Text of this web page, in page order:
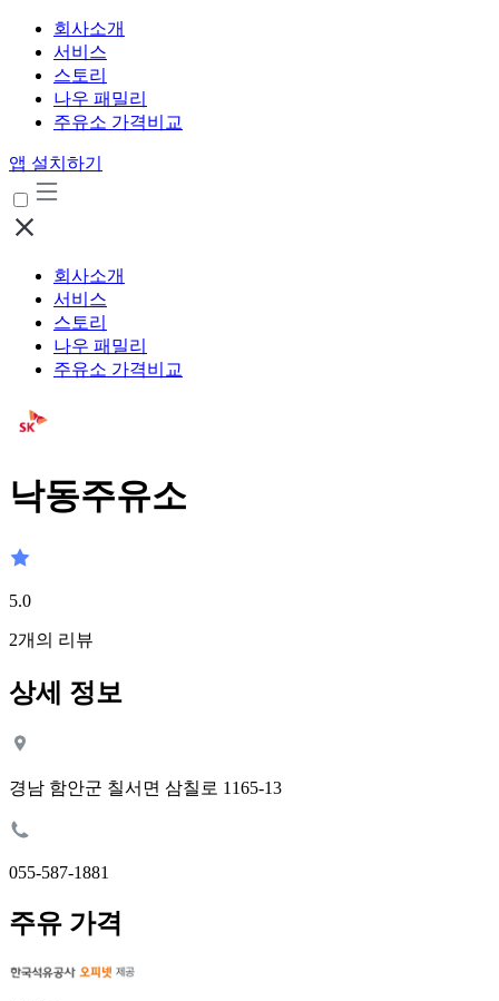
회사소개
서비스
스토리
나우 패밀리
주유소 가격비교
앱 설치하기
회사소개
서비스
스토리
나우 패밀리
주유소 가격비교
낙동주유소
5.0
2개의 리뷰
상세 정보
경남 함안군 칠서면 삼칠로 1165-13
055-587-1881
주유 가격